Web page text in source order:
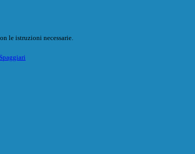
le istruzioni necessarie.